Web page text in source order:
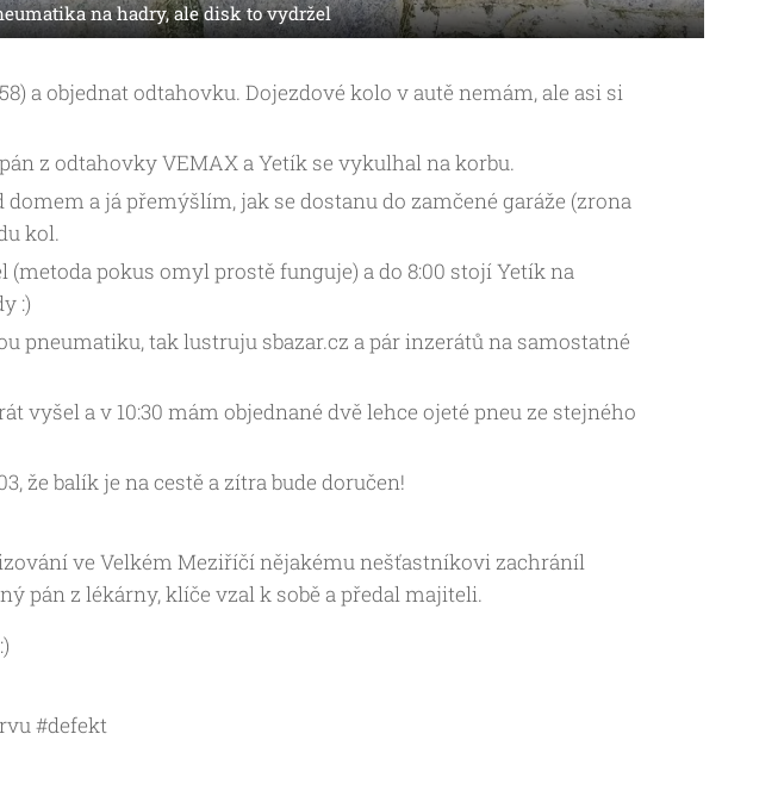
na hadry, ale disk to vydržel
a objednat odtahovku. Dojezdové kolo v autě nemám, ale asi si
z odtahovky VEMAX a Yetík se vykulhal na korbu.
a já přemýšlím, jak se dostanu do zamčené garáže (zrona
kol.
(metoda pokus omyl prostě funguje) a do 8:00 stojí Yetík na
:)
pneumatiku, tak lustruju sbazar.cz a pár inzerátů na samostatné
vyšel a v 10:30 mám objednané dvě lehce ojeté pneu ze stejného
že balík je na cestě a zítra bude doručen!
ve Velkém Meziříčí nějakému nešťastníkovi zachráníl
pán z lékárny, klíče vzal k sobě a předal majiteli.
#defekt